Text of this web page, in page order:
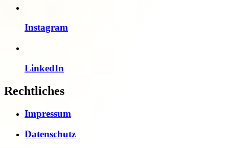
Instagram
LinkedIn
Rechtliches
Impressum
Datenschutz